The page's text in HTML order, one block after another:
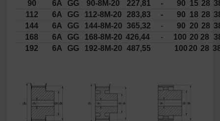
90
6A GG 90-8M-20 227,81 - 90 15 28
112
6A GG 112-8M-20 283,83 - 90 18 28
144
6A GG 144-8M-20 365,32 - 90 20 28
168
6A GG 168-8M-20 426,44 - 100 20 28
192
6A GG 192-8M-20 487,55 10020 28